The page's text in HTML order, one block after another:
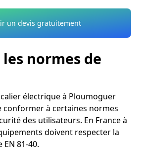
un devis gratuitement
normes de
électrique à Ploumoguer
conformer à certaines normes
des utilisateurs. En France à
doivent respecter la
81-40.